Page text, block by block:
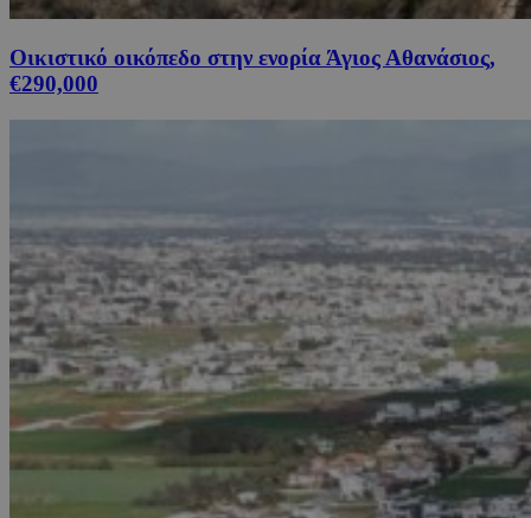
Οικιστικό οικόπεδο στην ενορία Άγιος Αθανάσιος,
€290,000